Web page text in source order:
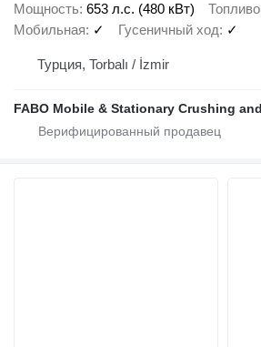
Мощность 653 л.с. (480 кВт) Топливо
Мобильная
✓ Гусеничный ход ✓
Турция, Torbalı / İzmir